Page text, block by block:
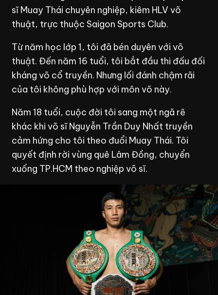
sĩ Muay Thái chuyên nghiệp, kiêm HLV võ
thuật, trực thuộc Saigon Sports Club.
Từ năm học lớp 1, tôi đã bén duyên với võ
thuật. Đến năm 16 tuổi, tôi bắt đầu thi đấu đối
kháng võ cổ truyền. Nhưng lối đánh chậm rãi
của tôi không phù hợp với môn võ này.
Năm 18 tuổi, cuộc đời tôi sang một ngã rẽ
khác khi võ sĩ Nguyễn Trần Duy Nhất truyền
cảm hứng cho tôi theo đuổi Muay Thái. Tôi
quyết định rời vùng quê Lâm Đồng, chuyển
xuống TP.HCM theo nghiệp võ sĩ.